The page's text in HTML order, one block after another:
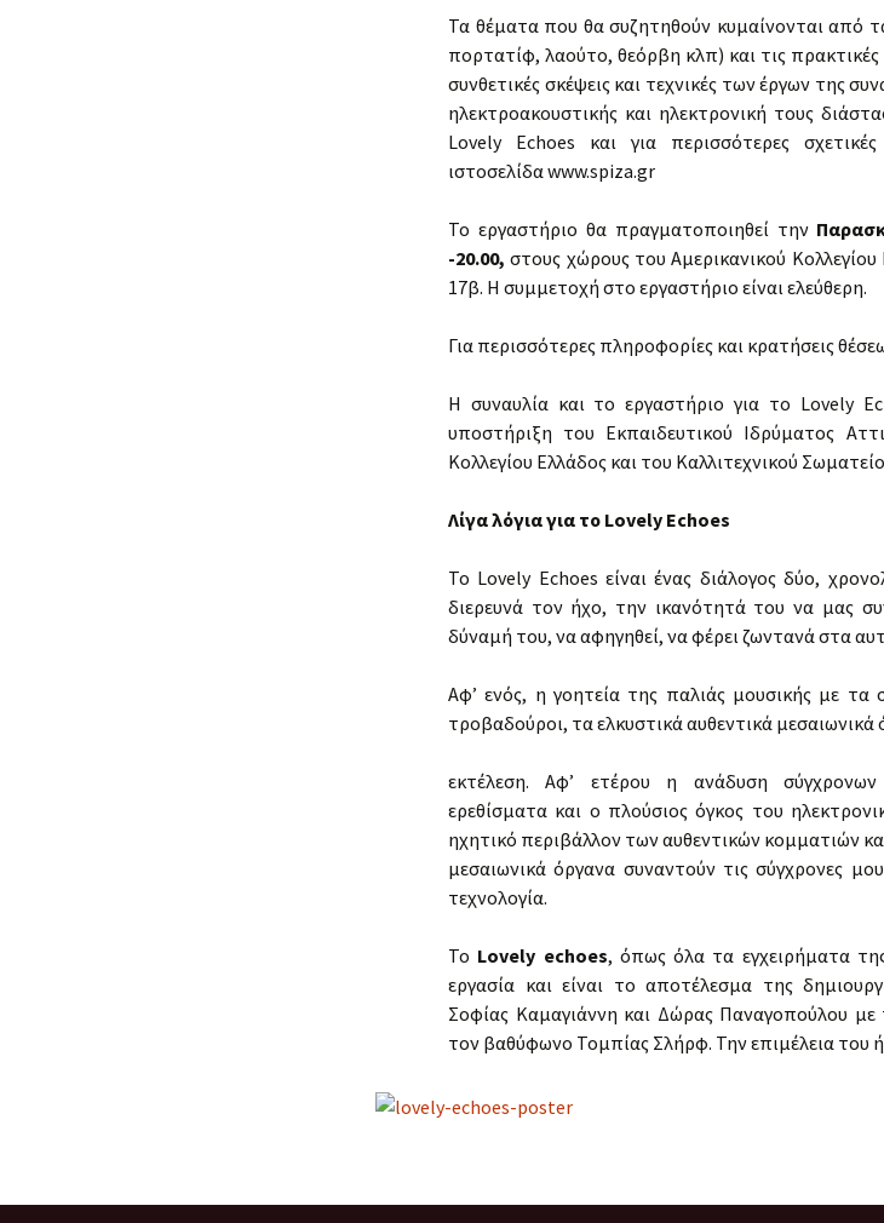
For, Inside, Around,
Without PIANO //
+electronics
Lovely Echoes
Lovely Echoes Workshops
Τα θέματα που θα συζητηθούν κυμαίνονται από
πορτατίφ, λαούτο, θεόρβη κλπ) και τις πρακτικές
συνθετικές σκέψεις και τεχνικές των έργων της
ηλεκτροακουστικής και ηλεκτρονική τους
Lovely Echoes και για περισσότερες
ιστοσελίδα www.spiza.gr
Το εργαστήριο θα πραγματοποιηθεί την
-20.00,στους χώρους του Αμερικανικού
17β. Η συμμετοχή στο εργαστήριο είναι ελεύθερη.
Για περισσότερες πληροφορίες και κρατήσεις
Η συναυλία και το εργαστήριο για το Lovely
υποστήριξη του Εκπαιδευτικού Ιδρύματος
Κολλεγίου Ελλάδος και του Καλλιτεχνικού
Λίγα λόγια για το Lovely Εchoes
Το Lovely Echoes είναι ένας διάλογος δύο,
διερευνά τον ήχο, την ικανότητά του να μας
δύναμή του, να αφηγηθεί, να φέρει ζωντανά στα
Αφ’ ενός, η γοητεία της παλιάς μουσικής με τα
τροβαδούροι, τα ελκυστικά αυθεντικά μεσαιωνικά
εκτέλεση. Αφ’ ετέρου η ανάδυση
ερεθίσματα και ο πλούσιος όγκος του
ηχητικό περιβάλλον των αυθεντικών κομματιών
μεσαιωνικά όργανα συναντούν τις σύγχρονες
τεχνολογία.
Το Lovely echoes, όπως όλα τα εγχειρήματα
εργασία και είναι το αποτέλεσμα της
Σοφίας Καμαγιάννη και Δώρας Παναγοπούλου
τον βαθύφωνο Τομπίας Σλήρφ. Την επιμέλεια του